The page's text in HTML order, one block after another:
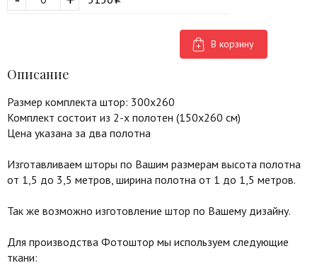
В корзину
Описание
Размер комплекта штор: 300х260
Комплект состоит из 2-х полотен (150х260 см)
Цена указана за два полотна
Изготавливаем шторы по Вашим размерам высота полотна
от 1,5 до 3,5 метров, ширина полотна от 1 до 1,5 метров.
Так же возможно изготовление штор по Вашему дизайну.
Для производства Фотоштор мы используем следующие
ткани: